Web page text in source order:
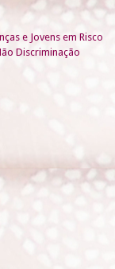
e Jovens em Risco
Discriminação